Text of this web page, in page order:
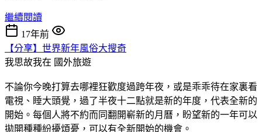
繼續閱讀
17年前
【分享】世界新年風俗大搜奇
我思故我在 國外旅遊
不論你今晚打算去哪裡狂歡度過跨年夜，或是乖乖待在家裏看
電視、睡大頭覺，過了半夜十二點就是新的年度，代表全新的
開始。每個人將不約而同翻開嶄新的月曆，盼望新的一年可以
拋開種種紛擾煩憂，可以有全新開始的機會。